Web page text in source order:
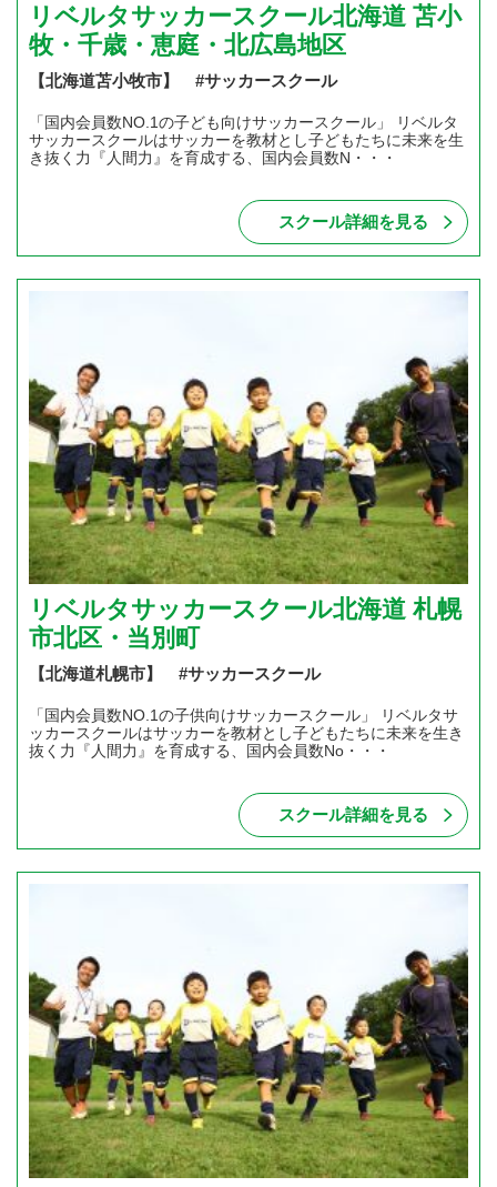
リベルタサッカースクール北海道 苫小
牧・千歳・恵庭・北広島地区
【北海道苫小牧市】 #サッカースクール
「国内会員数NO.1の子ども向けサッカースクール」 リベルタ
サッカースクールはサッカーを教材とし子どもたちに未来を生
き抜く力『人間力』を育成する、国内会員数N・・・
スクール詳細を見る
リベルタサッカースクール北海道 札幌
市北区・当別町
【北海道札幌市】 #サッカースクール
「国内会員数NO.1の子供向けサッカースクール」 リベルタサ
ッカースクールはサッカーを教材とし子どもたちに未来を生き
抜く力『人間力』を育成する、国内会員数No・・・
スクール詳細を見る